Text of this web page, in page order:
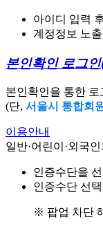
아이디 입력
계정정보 노
본인확인 로그인
본인확인을 통한
(단, 서울시 통합회
이용안내
일반·어린이·외국
인증수단을
인증수단 선
※ 팝업 차단